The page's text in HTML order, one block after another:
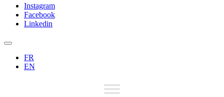
Instagram
Facebook
Linkedin
FR
EN